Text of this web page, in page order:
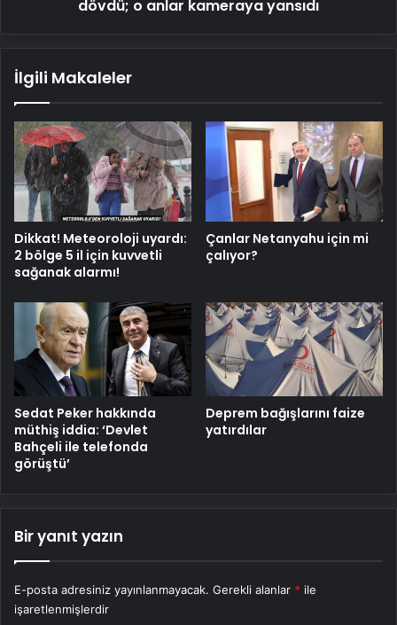
dövdü; o anlar kameraya yansıdı
İlgili Makaleler
Dikkat! Meteoroloji uyardı:
2 bölge 5 il için kuvvetli
sağanak alarmı!
Çanlar Netanyahu için mi
çalıyor?
Sedat Peker hakkında
müthiş iddia: ‘Devlet
Bahçeli ile telefonda
görüştü’
Deprem bağışlarını faize
yatırdılar
Bir yanıt yazın
E-posta adresiniz yayınlanmayacak. Gerekli alanlar * ile
işaretlenmişlerdir